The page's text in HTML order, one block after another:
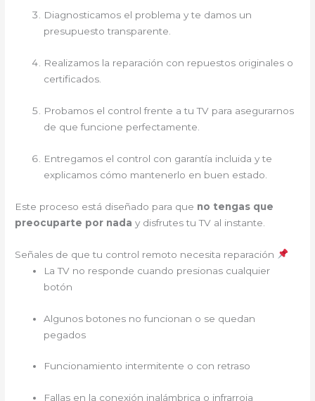
Diagnosticamos el problema y te damos un
presupuesto transparente.
Realizamos la reparación con repuestos originales o
certificados.
Probamos el control frente a tu TV para asegurarnos
de que funcione perfectamente.
Entregamos el control con garantía incluida y te
explicamos cómo mantenerlo en buen estado.
Este proceso está diseñado para que no tengas que
preocuparte por nada y disfrutes tu TV al instante.
Señales de que tu control remoto necesita reparación
La TV no responde cuando presionas cualquier
botón
Algunos botones no funcionan o se quedan
pegados
Funcionamiento intermitente o con retraso
Fallas en la conexión inalámbrica o infrarroja